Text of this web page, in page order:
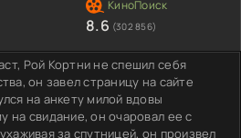
8.6 (302 856)
Рой Кортни не спешил себя
он завел страницу на сайте
на анкету милой вдовы
на свидание, он очаровал ее с
за спутницей, он произвел